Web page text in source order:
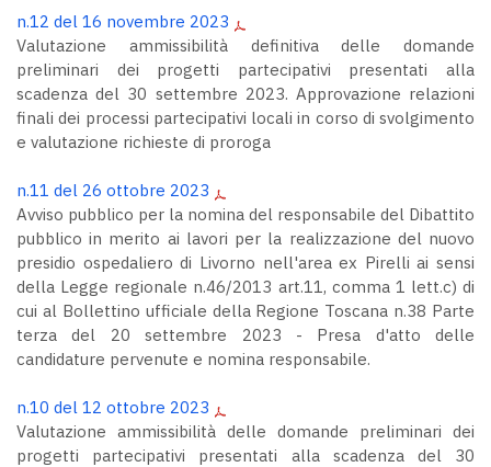
n.12 del 16 novembre 2023
Valutazione ammissibilità definitiva delle domande
preliminari dei progetti partecipativi presentati alla
scadenza del 30 settembre 2023. Approvazione relazioni
finali dei processi partecipativi locali in corso di svolgimento
e valutazione richieste di proroga
n.11 del 26 ottobre 2023
Avviso pubblico per la nomina del responsabile del Dibattito
pubblico in merito ai lavori per la realizzazione del nuovo
presidio ospedaliero di Livorno nell'area ex Pirelli ai sensi
della Legge regionale n.46/2013 art.11, comma 1 lett.c) di
cui al Bollettino ufficiale della Regione Toscana n.38 Parte
terza del 20 settembre 2023 - Presa d'atto delle
candidature pervenute e nomina responsabile.
n.10 del 12 ottobre 2023
Valutazione ammissibilità delle domande preliminari dei
progetti partecipativi presentati alla scadenza del 30